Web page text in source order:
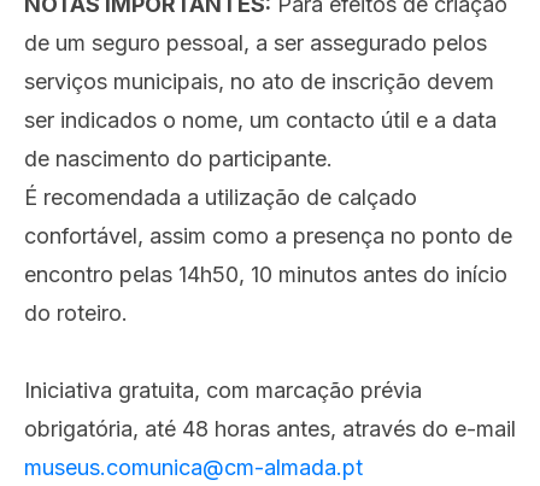
de um seguro pessoal, a ser assegurado pelos
serviços municipais, no ato de inscrição devem
ser indicados o nome, um contacto útil e a data
de nascimento do participante.
É recomendada a utilização de calçado
confortável, assim como a presença no ponto de
encontro pelas 14h50, 10 minutos antes do início
do roteiro.
Iniciativa gratuita, com marcação prévia
obrigatória, até 48 horas antes, através do e-mail
museus.comunica@cm-almada.pt